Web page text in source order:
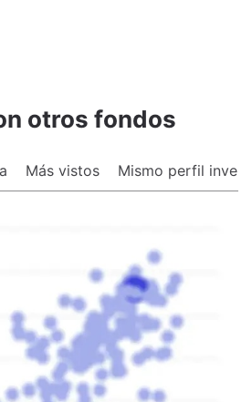
otros fondos
Más vistos Mismo perfil